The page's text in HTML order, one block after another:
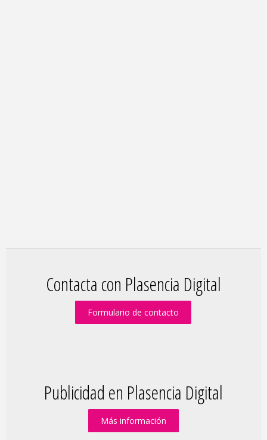
Contacta con Plasencia Digital
Formulario de contacto
Publicidad en Plasencia Digital
Más información